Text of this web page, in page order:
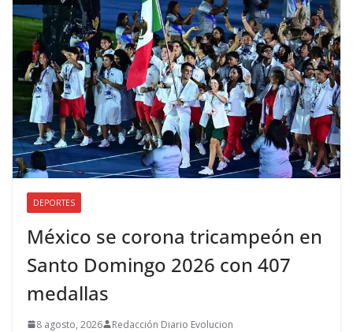
DEPORTES
México se corona tricampeón en
Santo Domingo 2026 con 407
medallas
8 agosto, 2026 Redacción Diario Evolucion